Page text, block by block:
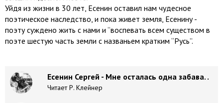
Уйдя из жизни в 30 лет, Есенин оставил нам чудесное
поэтическое наследство, и пока живет земля, Есенину -
поэту суждено жить с нами и “воспевать всем существом в
поэте шестую часть земли с названьем кратким “Русь”.
Есенин Сергей - Мне осталась одна забава. .
Читает Р. Клейнер